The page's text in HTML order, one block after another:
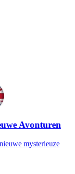
Avonturen
mysterieuze